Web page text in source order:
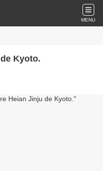
MENU
Kyoto.